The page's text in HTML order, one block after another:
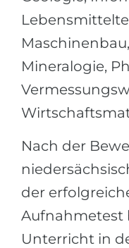
Mineralogie,
Nach der
der
Aufnahmetest
Unterricht in